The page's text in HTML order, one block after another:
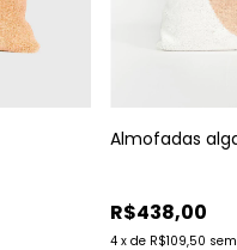
Almofadas
R$438,00
4 x de R$109,50